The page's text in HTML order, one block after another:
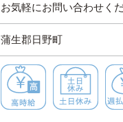
お気軽にお問い合わせく
蒲生郡日野町
高時給